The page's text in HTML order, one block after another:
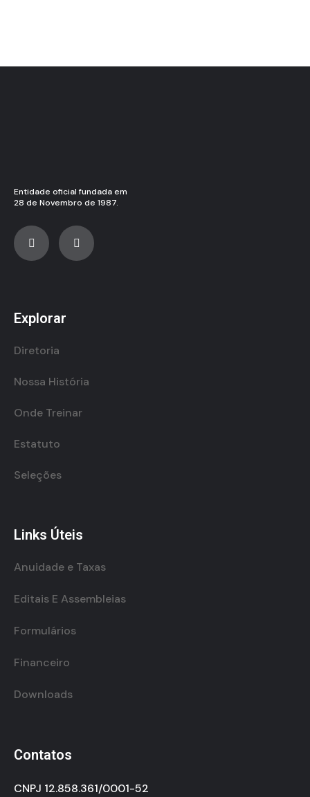
Entidade oficial fundada em
28 de Novembro de 1987.
Explorar
Diretoria
Nossa História
Onde Treinar
Estatuto
Seleções
Links Úteis
Anuidade e Taxas
Editais E Assembleias
Formulários
Financeiro
Downloads
Contatos
CNPJ 12.858.361/0001-52